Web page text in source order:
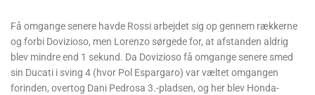
Få omgange senere havde Rossi arbejdet sig op gennem rækkerne
og forbi Dovizioso, men Lorenzo sørgede for, at afstanden aldrig
blev mindre end 1 sekund. Da Dovizioso få omgange senere smed
sin Ducati i sving 4 (hvor Pol Espargaro) var væltet omgangen
forinden, overtog Dani Pedrosa 3.-pladsen, og her blev Honda-